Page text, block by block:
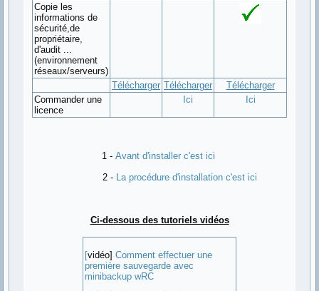
Copie les
informations de
sécurité,de
propriétaire,
d'audit ...
(environnement
réseaux/serveurs)
Télécharger Télécharger
Télécharger
Commander une
licence
Ici Ici
1 - Avant d'installer c'est ici
2 -
La procédure d'installation c'est ici
Ci-dessous des tutoriels vidéos
[vidéo] Comment effectuer une
première sauvegarde avec
minibackup wRC